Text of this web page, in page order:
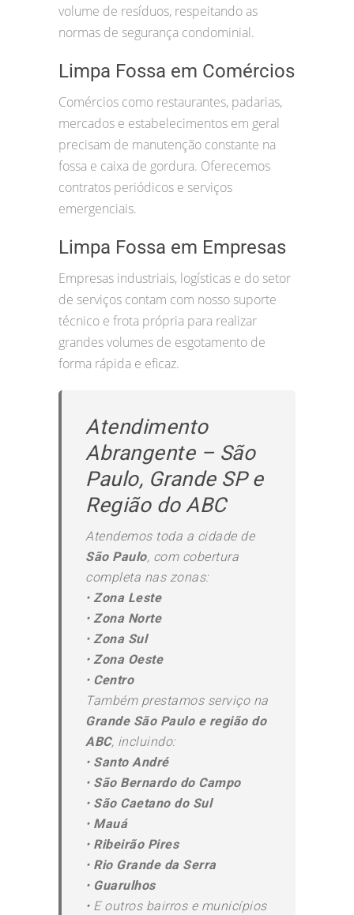
volume de resíduos, respeitando as
normas de segurança condominial.
Limpa Fossa em Comércios
Comércios como restaurantes, padarias,
mercados e estabelecimentos em geral
precisam de manutenção constante na
fossa e caixa de gordura. Oferecemos
contratos periódicos e serviços
emergenciais.
Limpa Fossa em Empresas
Empresas industriais, logísticas e do setor
de serviços contam com nosso suporte
técnico e frota própria para realizar
grandes volumes de esgotamento de
forma rápida e eficaz.
Atendimento
Abrangente – São
Paulo, Grande SP e
Região do ABC
Atendemos toda a cidade de
São Paulo, com cobertura
completa nas zonas:
• Zona Leste
• Zona Norte
• Zona Sul
• Zona Oeste
• Centro
Também prestamos serviço na
Grande São Paulo e região do
ABC, incluindo:
• Santo André
• São Bernardo do Campo
• São Caetano do Sul
• Mauá
• Ribeirão Pires
• Rio Grande da Serra
• Guarulhos
• E outros bairros e municípios